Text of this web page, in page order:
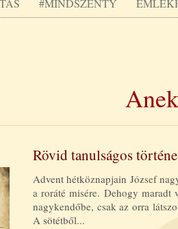
#MINDSZENTY
Rövid tanulságos
Advent hétköznapjain József
a roráté misére. Dehogy
nagykendőbe, csak az orra
A sötétből...